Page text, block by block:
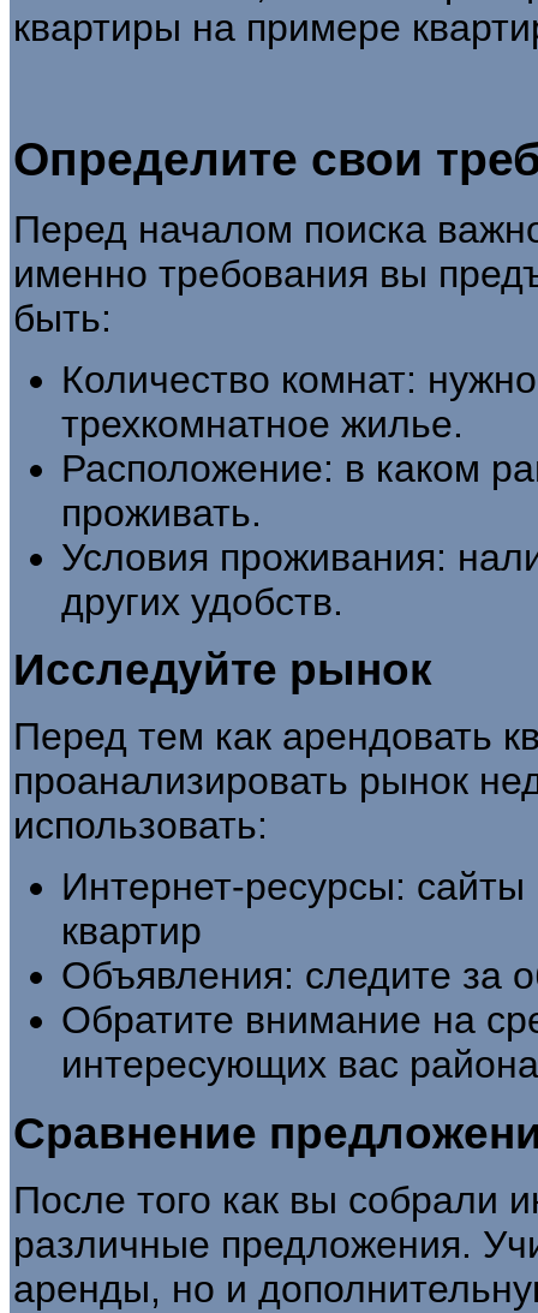
квартиры на примере
Определите свои
Перед началом поиска
именно требования вы
быть:
Количество комнат:
трехкомнатное жилье.
Расположение: в каком
проживать.
Условия проживания:
других удобств.
Исследуйте рынок
Перед тем как арендовать
проанализировать рынок
использовать:
Интернет-ресурсы:
квартир
Объявления: следите за
Обратите внимание на
интересующих вас
Сравнение
После того как вы собрали
различные предложения.
аренды, но и